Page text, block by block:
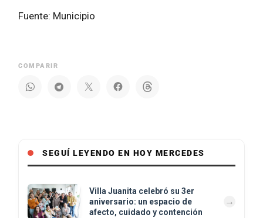
Fuente: Municipio
COMPARIR
SEGUÍ LEYENDO EN HOY MERCEDES
Villa Juanita celebró su 3er
aniversario: un espacio de
afecto, cuidado y contención